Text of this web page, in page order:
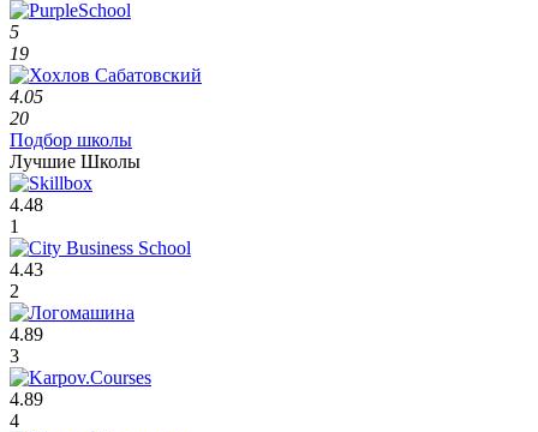
5
19
4.05
20
Подбор школы
Лучшие Школы
4.48
1
4.43
2
4.89
3
4.89
4